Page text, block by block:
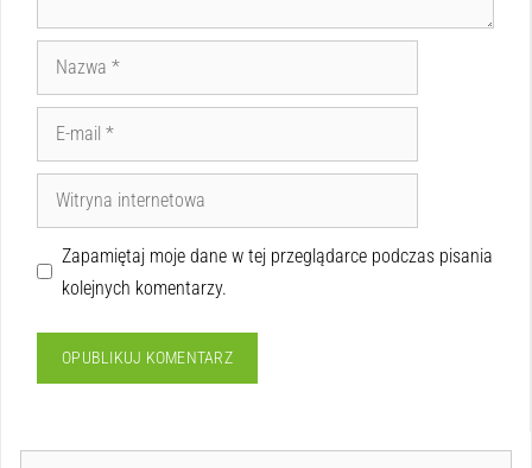
Zapamiętaj moje dane w tej przeglądarce podczas pisania
kolejnych komentarzy.